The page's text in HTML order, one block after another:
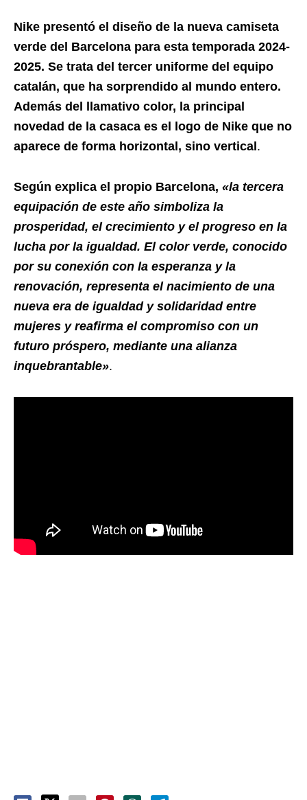
Nike presentó el diseño de la nueva camiseta
verde del Barcelona para esta temporada 2024-
2025. Se trata del tercer uniforme del equipo
catalán, que ha sorprendido al mundo entero.
Además del llamativo color, la principal
novedad de la casaca es el logo de Nike que no
aparece de forma horizontal, sino vertical .
Según explica el propio Barcelona, «la tercera
equipación de este año simboliza la
prosperidad, el crecimiento y el progreso en la
lucha por la igualdad. El color verde, conocido
por su conexión con la esperanza y la
renovación, representa el nacimiento de una
nueva era de igualdad y solidaridad entre
mujeres y reafirma el compromiso con un
futuro próspero, mediante una alianza
inquebrantable».